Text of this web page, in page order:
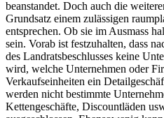
beanstandet. Doch auch die
Grundsatz einem zulässigen
entsprechen. Ob sie im Ausmass
sein. Vorab ist festzuhalten, dass
des Landratsbeschlusses keine
wird, welche Unternehmen oder
Verkaufseinheiten ein
werden nicht bestimmte
Kettengeschäfte, Discountläden